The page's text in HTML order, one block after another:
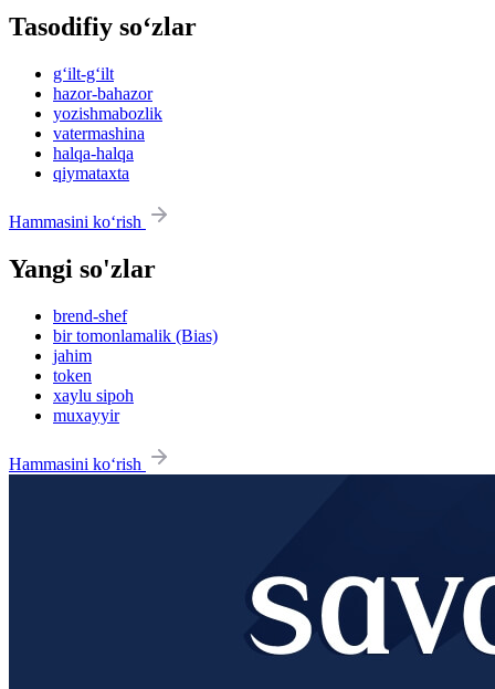
Tasodifiy so‘zlar
g‘ilt-g‘ilt
hazor-bahazor
yozishmabozlik
vatermashina
halqa-halqa
qiymataxta
Hammasini ko‘rish
Yangi so'zlar
brend-shef
bir tomonlamalik (Bias)
jahim
token
xaylu sipoh
muxayyir
Hammasini ko‘rish